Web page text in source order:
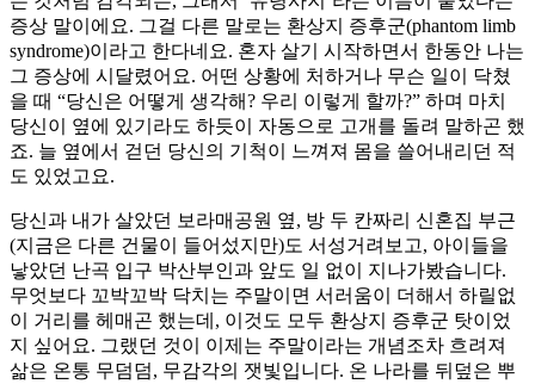
증상 말이에요. 그걸 다른 말로는 환상지 증후군(phantom limb
syndrome)이라고 한다네요. 혼자 살기 시작하면서 한동안 나는
그 증상에 시달렸어요. 어떤 상황에 처하거나 무슨 일이 닥쳤
을 때 “당신은 어떻게 생각해? 우리 이렇게 할까?” 하며 마치
당신이 옆에 있기라도 하듯이 자동으로 고개를 돌려 말하곤 했
죠. 늘 옆에서 걷던 당신의 기척이 느껴져 몸을 쓸어내리던 적
도 있었고요.
당신과 내가 살았던 보라매공원 옆, 방 두 칸짜리 신혼집 부근
(지금은 다른 건물이 들어섰지만)도 서성거려보고, 아이들을
낳았던 난곡 입구 박산부인과 앞도 일 없이 지나가봤습니다.
무엇보다 꼬박꼬박 닥치는 주말이면 서러움이 더해서 하릴없
이 거리를 헤매곤 했는데, 이것도 모두 환상지 증후군 탓이었
지 싶어요. 그랬던 것이 이제는 주말이라는 개념조차 흐려져
삶은 온통 무덤덤, 무감각의 잿빛입니다. 온 나라를 뒤덮은 뿌